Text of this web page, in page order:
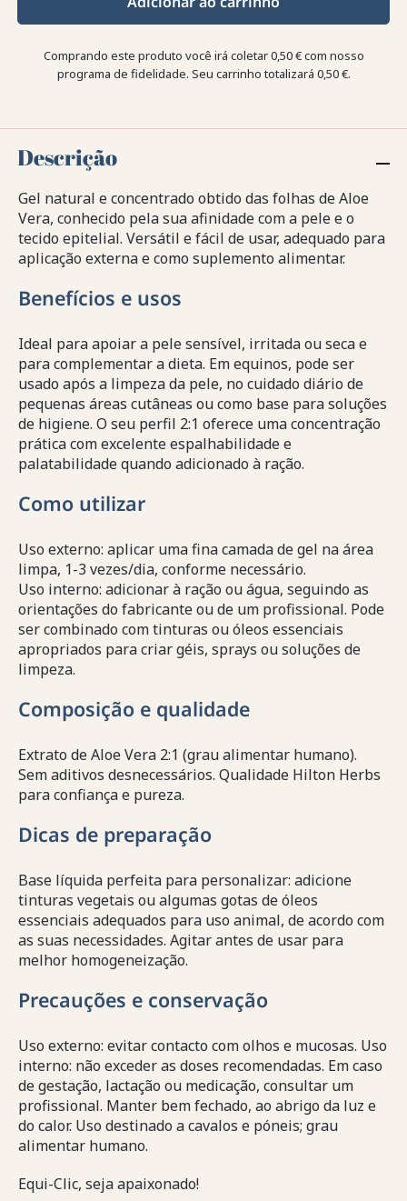
Comprando este produto você irá coletar0,50 €com nosso
programa de fidelidade. Seu carrinho totalizará 0,50 €.
Descrição
Gel natural e concentrado obtido das folhas de Aloe
Vera, conhecido pela sua afinidade com a pele e o
tecido epitelial. Versátil e fácil de usar, adequado para
aplicação externa e como suplemento alimentar.
Benefícios e usos
Ideal para apoiar a pele sensível, irritada ou seca e
para complementar a dieta. Em equinos, pode ser
usado após a limpeza da pele, no cuidado diário de
pequenas áreas cutâneas ou como base para soluções
de higiene. O seu perfil 2:1 oferece uma concentração
prática com excelente espalhabilidade e
palatabilidade quando adicionado à ração.
Como utilizar
Uso externo: aplicar uma fina camada de gel na área
limpa, 1-3 vezes/dia, conforme necessário.
Uso interno: adicionar à ração ou água, seguindo as
orientações do fabricante ou de um profissional. Pode
ser combinado com tinturas ou óleos essenciais
apropriados para criar géis, sprays ou soluções de
limpeza.
Composição e qualidade
Extrato de Aloe Vera 2:1 (grau alimentar humano).
Sem aditivos desnecessários. Qualidade Hilton Herbs
para confiança e pureza.
Dicas de preparação
Base líquida perfeita para personalizar: adicione
tinturas vegetais ou algumas gotas de óleos
essenciais adequados para uso animal, de acordo com
as suas necessidades. Agitar antes de usar para
melhor homogeneização.
Precauções e conservação
Uso externo: evitar contacto com olhos e mucosas. Uso
interno: não exceder as doses recomendadas. Em caso
de gestação, lactação ou medicação, consultar um
profissional. Manter bem fechado, ao abrigo da luz e
do calor. Uso destinado a cavalos e póneis; grau
alimentar humano.
Equi-Clic, seja apaixonado!